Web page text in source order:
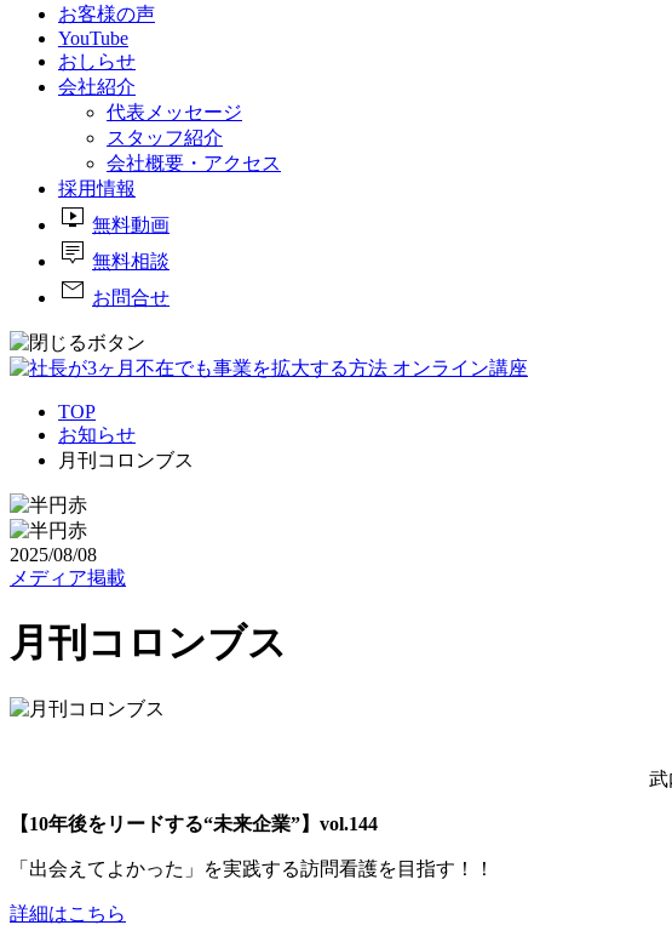
お客様の声
YouTube
おしらせ
会社紹介
代表メッセージ
スタッフ紹介
会社概要・アクセス
採用情報
live_tv 無料動画
tooltip_2 無料相談
mail お問合せ
TOP
お知らせ
月刊コロンブス
2025/08/08
メディア掲載
月刊コロンブス
武
【10年後をリードする“未来企業”】vol.144
「出会えてよかった」を実践する訪問看護を目指す！！
詳細はこちら